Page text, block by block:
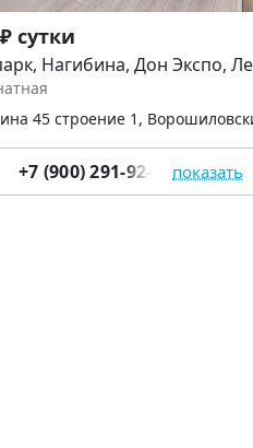
сутки
Нагибина, Дон Экспо,
+7 (900) 291-92-83 показать